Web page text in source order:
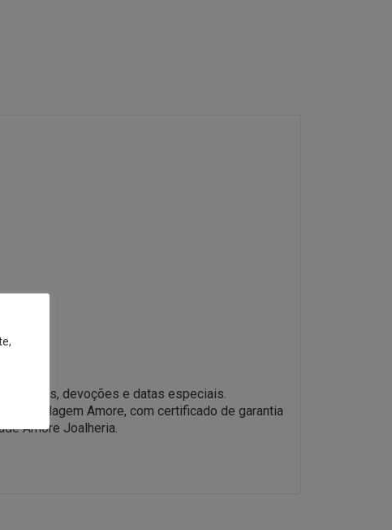
devoções e datas especiais.
embalagem Amore, com certificado de garantia
Amore Joalheria.